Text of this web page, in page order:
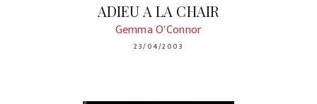
ADIEU A LA CHAIR
Gemma O'Connor
23/04/2003